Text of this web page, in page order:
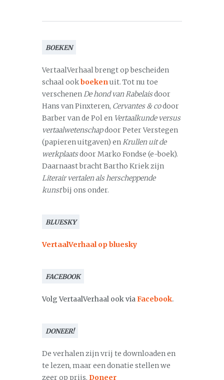
BOEKEN
VertaalVerhaal brengt op bescheiden
schaal ookboekenuit. Tot nu toe
verschenenDe hond van Rabelaisdoor
Hans van Pinxteren, Cervantes & codoor
Barber van de Pol en Vertaalkunde versus
vertaalwetenschapdoor Peter Verstegen
(papieren uitgaven) enKrullen uit de
werkplaatsdoor Marko Fondse (e-boek).
Daarnaast bracht Bartho Kriek zijn
Literair vertalen als herscheppende
kunstbij ons onder.
BLUESKY
VertaalVerhaal op bluesky
FACEBOOK
Volg VertaalVerhaal ook viaFacebook.
DONEER!
De verhalen zijn vrij te downloaden en
te lezen, maar een donatie stellen we
zeer op prijs. Doneer